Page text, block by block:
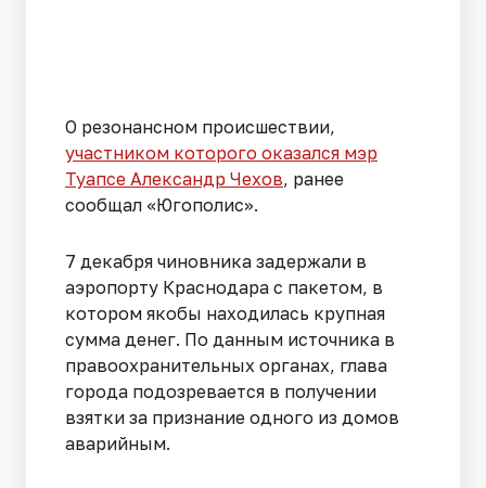
О резонансном происшествии,
участником которого оказался мэр
Туапсе Александр Чехов, ранее
сообщал «Югополис».
7 декабря чиновника задержали в
аэропорту Краснодара с пакетом, в
котором якобы находилась крупная
сумма денег. По данным источника в
правоохранительных органах, глава
города подозревается в получении
взятки за признание одного из домов
аварийным.